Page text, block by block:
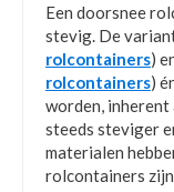
Een doorsnee
stevig. De
rolcontainers)
rolcontainers)
worden,
steeds steviger
materialen
rolcontainers